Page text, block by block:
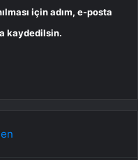
için adım, e-posta
kaydedilsin.